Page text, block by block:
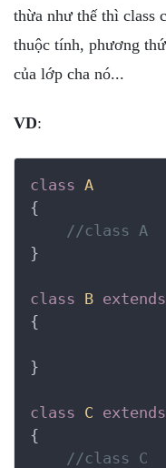
thừa như thế thì class
thuộc tính, phương
của lớp cha nó...
VD:
class A
{
//class A
}
class B extends
{
}
class C extends
{
//class C